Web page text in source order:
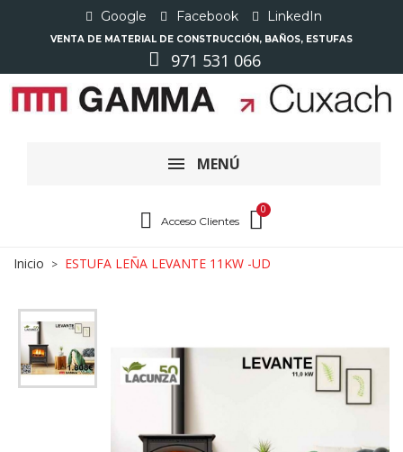
Google Facebook LinkedIn
VENTA DE MATERIAL DE CONSTRUCCIÓN, BAÑOS, ESTUFAS
971 531 066
MENÚ
Acceso Clientes
Inicio ESTUFA LEÑA LEVANTE 11KW -UD